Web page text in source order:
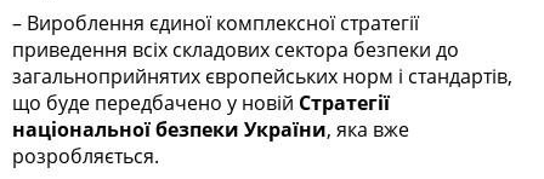
– Вироблення єдиної комплексної стратегії
приведення всіх складових сектора безпеки до
загальноприйнятих європейських норм і стандартів,
що буде передбачено у новій Стратегії
національної безпеки України, яка вже
розробляється.